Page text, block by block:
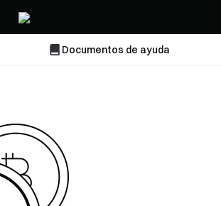
Documentos de ayuda